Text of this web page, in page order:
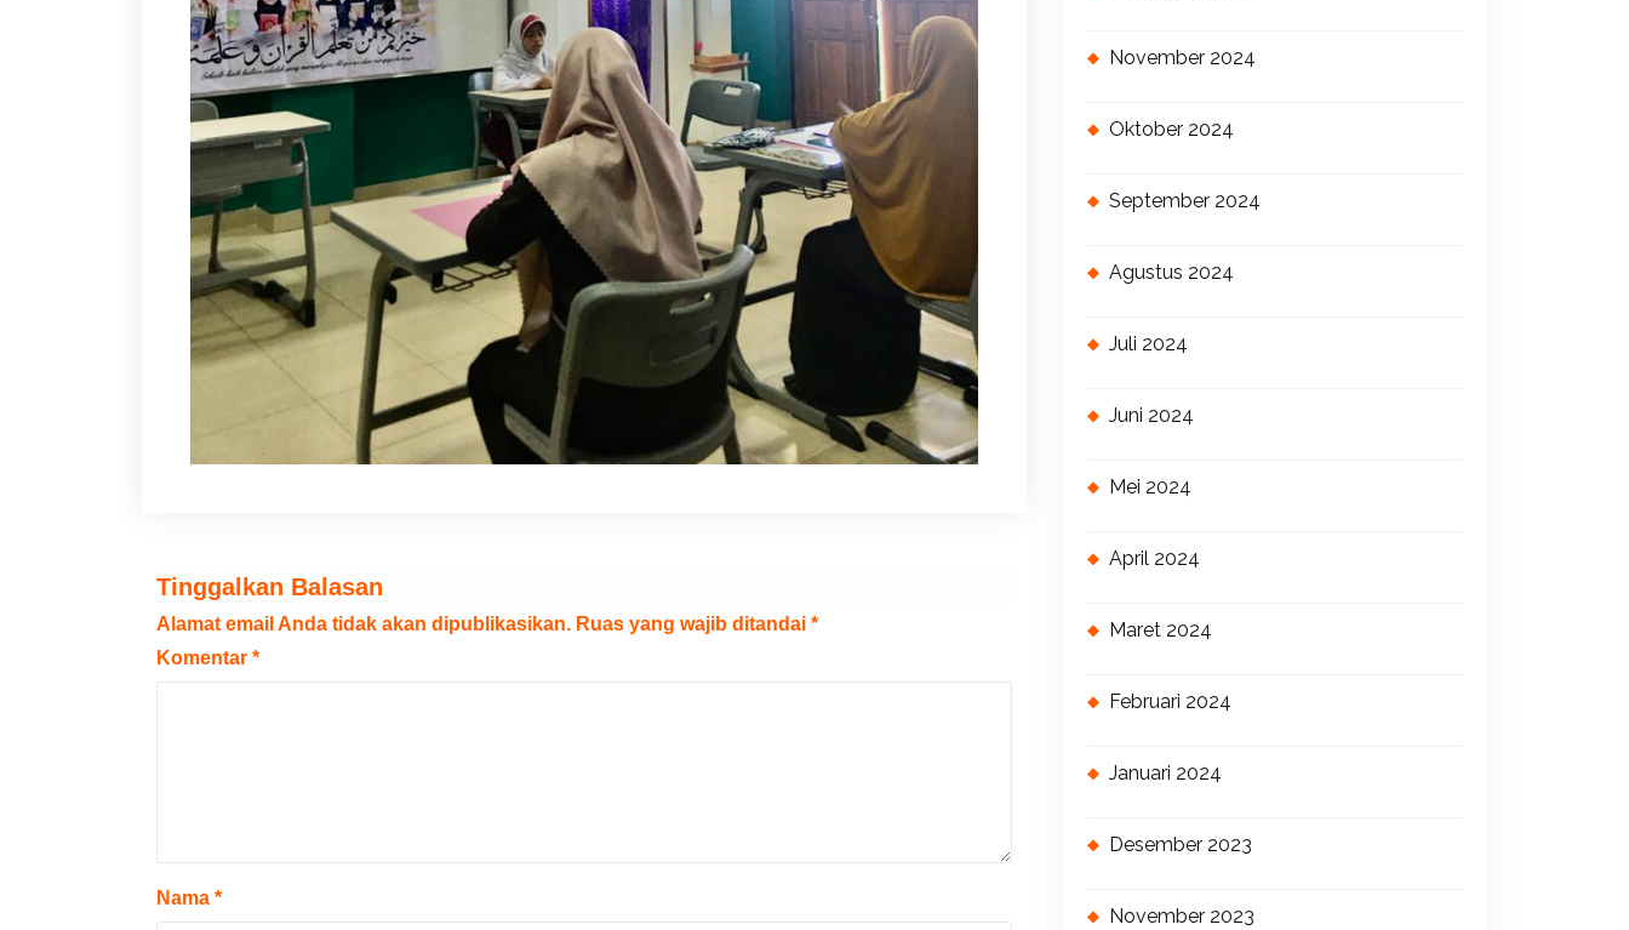
Tinggalkan Balasan
Alamat email Anda tidak akan dipublikasikan. Ruas yang wajib ditandai *
Komentar *
Nama *
November 2024
Oktober 2024
September 2024
Agustus 2024
Juli 2024
Juni 2024
Mei 2024
April 2024
Maret 2024
Februari 2024
Januari 2024
Desember 2023
November 2023